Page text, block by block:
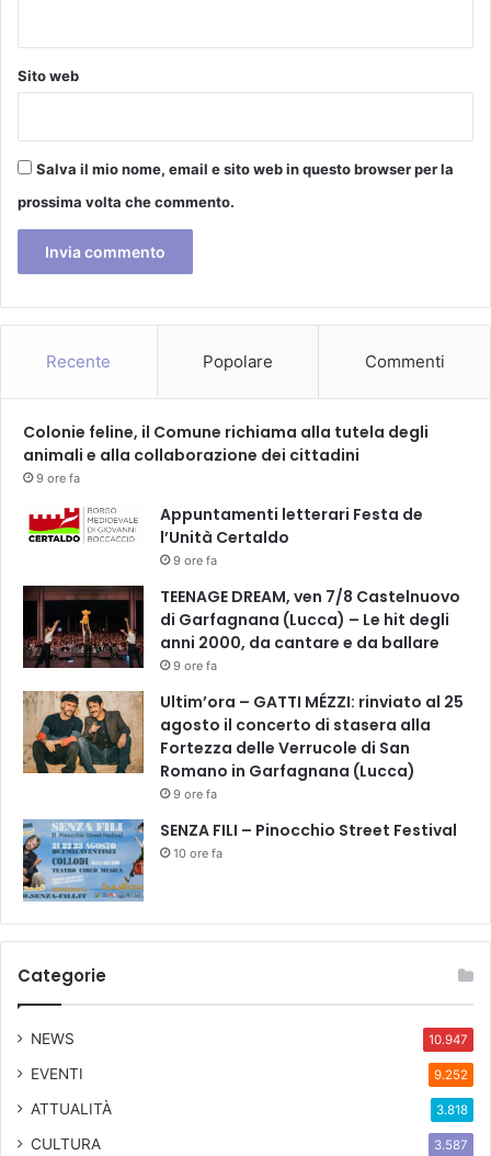
e
l
e
r
o
o
e
a
c
a
d
n
n
a
a
i
Sito web
Salva il mio nome, email e sito web in questo browser per la
prossima volta che commento.
Recente Popolare Commenti
Colonie feline, il Comune richiama alla tutela degli
animali e alla collaborazione dei cittadini
9 ore fa
Appuntamenti letterari Festa de
l’Unità Certaldo
9 ore fa
TEENAGE DREAM, ven 7/8 Castelnuovo
di Garfagnana (Lucca) – Le hit degli
anni 2000, da cantare e da ballare
9 ore fa
Ultim’ora – GATTI MÉZZI: rinviato al 25
agosto il concerto di stasera alla
Fortezza delle Verrucole di San
Romano in Garfagnana (Lucca)
9 ore fa
SENZA FILI – Pinocchio Street Festival
10 ore fa
Categorie
NEWS 10.947
EVENTI 9.252
ATTUALITÀ 3.818
CULTURA 3.587